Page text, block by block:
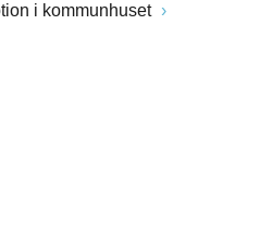
i kommunhuset